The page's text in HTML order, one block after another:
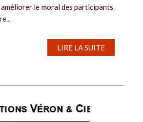
le moral des participants.